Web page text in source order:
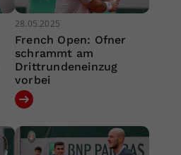
28.05.2025
French Open: Ofner
schrammt am
Drittrundeneinzug
vorbei